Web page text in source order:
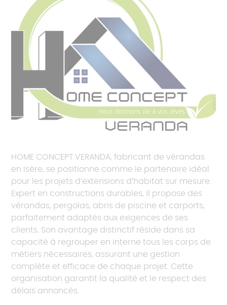
HOME CONCEPT VERANDA, fabricant de vérandas
en Isère, se positionne comme le partenaire idéal
pour les projets d’extensions d’habitat sur mesure.
Expert en constructions durables, il propose des
vérandas, pergolas, abris de piscine et carports,
parfaitement adaptés aux exigences de ses
clients. Son avantage distinctif réside dans sa
capacité à regrouper en interne tous les corps de
métiers nécessaires, assurant une gestion
complète et efficace de chaque projet. Cette
organisation garantit la qualité et le respect des
délais annoncés.